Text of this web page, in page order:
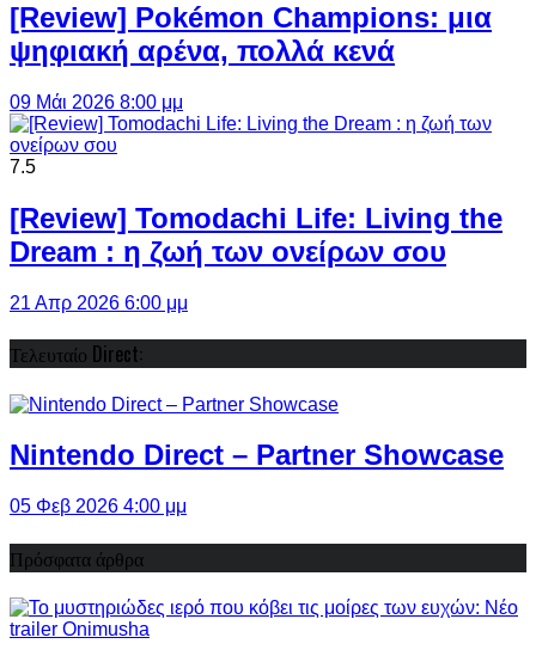
[Review] Pokémon Champions: μια
ψηφιακή αρένα, πολλά κενά
09 Μάι 2026 8:00 μμ
7.5
[Review] Tomodachi Life: Living the
Dream : η ζωή των ονείρων σου
21 Απρ 2026 6:00 μμ
Τελευταίο Direct:
Nintendo Direct – Partner Showcase
05 Φεβ 2026 4:00 μμ
Πρόσφατα άρθρα